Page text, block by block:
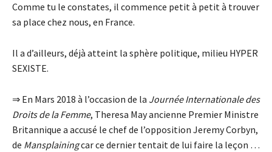
Comme tu le constates, il commence petit à petit à trouver
sa place chez nous, en France.
Il a d’ailleurs, déjà atteint la sphère politique, milieu HYPER
SEXISTE.
⇒ En Mars 2018 à l’occasion de la Journée Internationale des
Droits de la Femme, Theresa May ancienne Premier Ministre
Britannique a accusé le chef de l’opposition Jeremy Corbyn,
de Mansplainingcar ce dernier tentait de lui faire la leçon …